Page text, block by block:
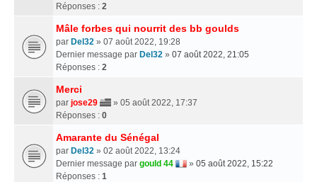
Réponses : 2
Mâle forbes qui nourrit des bb goulds
par Del32 » 07 août 2022, 19:28
Dernier message par Del32 » 07 août 2022, 21:05
Réponses : 2
Merci
par jose29
» 05 août 2022, 17:37
Réponses : 0
Amarante du Sénégal
par Del32 » 02 août 2022, 13:24
Dernier message par gould 44 » 05 août 2022, 15:22
Réponses : 1